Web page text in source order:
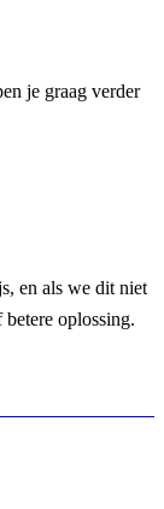
je graag verder
en als we dit niet
oplossing.